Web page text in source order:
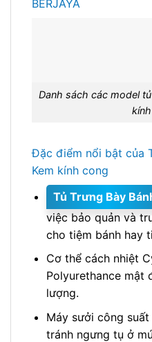
BERJAYA
Danh sách các model
Đặc điểm nổi bật của
Kem kính cong
Tủ Trưng Bày
việc bảo quản và
cho tiệm bánh hay
Cơ thể cách nhiệt
Polyurethance mật
lượng.
Máy sưởi công
tránh ngưng tụ ở